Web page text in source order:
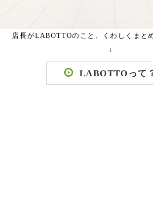
店長がLABOTTOのこと、くわしくまと
↓
LABOTTOって